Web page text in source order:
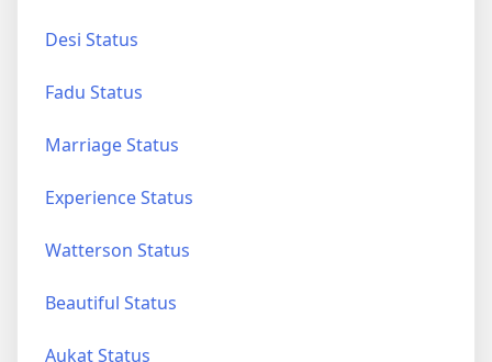
Desi Status
Fadu Status
Marriage Status
Experience Status
Watterson Status
Beautiful Status
Aukat Status